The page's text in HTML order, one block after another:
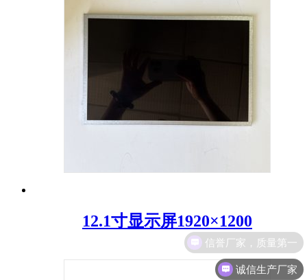
12.1寸显示屏1920×1200
诚信生产厂家